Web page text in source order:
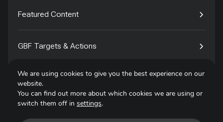
Featured Content
GBF Targets & Actions
Tech4Species
We are using cookies to give you the best experience on our
website.
You can find out more about which cookies we are using or
switch them off in settings.